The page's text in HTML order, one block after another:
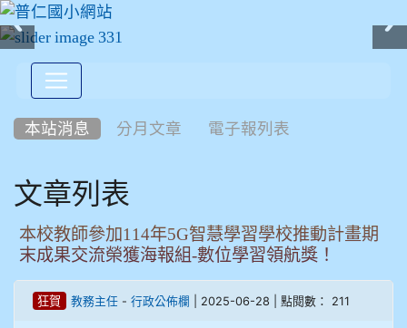
本站消息 分月文章 電子報列表
文章列表
本校教師參加114年5G智慧學習學校推動計畫期
末成果交流榮獲海報組-數位學習領航獎！
狂賀 教務主任- 行政公佈欄 | 2025-06-28 | 點閱數： 211